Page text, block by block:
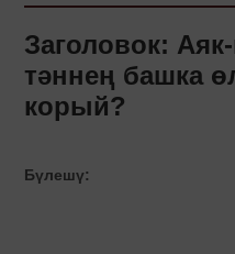
Заголовок:
тәннең башка
корый?
Бүлешү: